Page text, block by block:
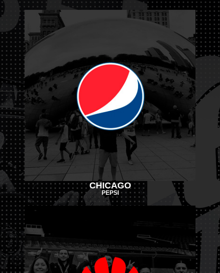
CHICAGO
PEPSI